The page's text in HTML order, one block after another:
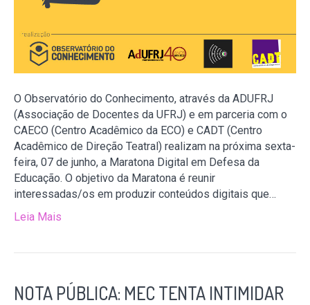
O Observatório do Conhecimento, através da ADUFRJ
(Associação de Docentes da UFRJ) e em parceria com o
CAECO (Centro Acadêmico da ECO) e CADT (Centro
Acadêmico de Direção Teatral) realizam na próxima sexta-
feira, 07 de junho, a Maratona Digital em Defesa da
Educação. O objetivo da Maratona é reunir
interessadas/os em produzir conteúdos digitais que…
Leia Mais
NOTA PÚBLICA: MEC TENTA INTIMIDAR